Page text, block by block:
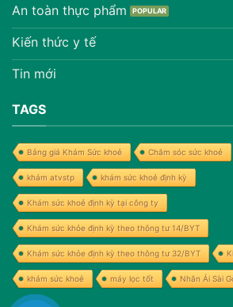
An toàn thực phẩm
Kiến thức y tế
Tin mới
TAGS
Bảng giá Khám Sức khoẻ Chăm sóc sức khoẻ
khám atvstp khám sức khoẻ định kỳ
Khám sức khoẻ định kỳ tại công ty
Khám sức khỏe định kỳ theo thông tư 14/BYT
Khám sức khỏe định kỳ theo thông tư 32/BYT
khám sức khoẻ máy lọc tốt Nhân Ái Sài